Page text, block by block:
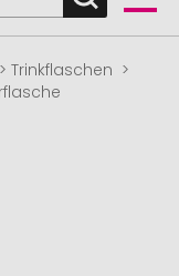
Trinkflaschen